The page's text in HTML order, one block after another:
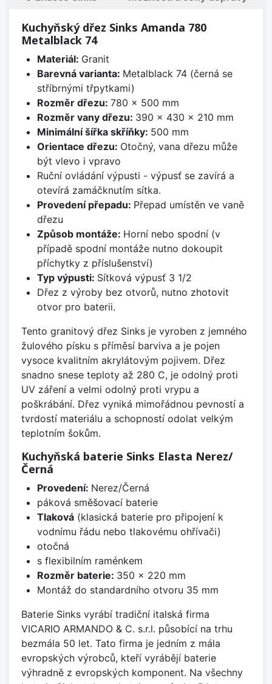
Kuchyňský dřez Sinks Amanda 780
Metalblack 74
Materiál: Granit
Barevná varianta: Metalblack 74 (černá se
stříbrnými třpytkami)
Rozměr dřezu: 780 x 500 mm
Rozměr vany dřezu: 390 x 430 x 210 mm
Minimální šířka skříňky: 500 mm
Orientace dřezu: Otočný, vana dřezu může
být vlevo i vpravo
Ruční ovládání výpusti - výpusť se zavírá a
otevírá zamáčknutím sítka.
Provedení přepadu: Přepad umístěn ve vaně
dřezu
Způsob montáže: Horní nebo spodní (v
případě spodní montáže nutno dokoupit
příchytky z příslušenství)
Typ výpusti: Sítková výpusť 3 1/2
Dřez z výroby bez otvorů, nutno zhotovit
otvor pro baterii.
Tento granitový dřez Sinks je vyroben z jemného
žulového písku s příměsí barviva a je pojen
vysoce kvalitním akrylátovým pojivem. Dřez
snadno snese teploty až 280 C, je odolný proti
UV záření a velmi odolný proti vrypu a
poškrábání. Dřez vyniká mimořádnou pevností a
tvrdostí materiálu a schopností odolat velkým
teplotním šokům.
Kuchyňská baterie Sinks Elasta Nerez/
Černá
Provedení: Nerez/Černá
páková směšovací baterie
Tlaková(klasická baterie pro připojení k
vodnímu řádu nebo tlakovému ohřívači)
otočná
s flexibilním raménkem
Rozměr baterie: 350 x 220 mm
Montáž do standardního otvoru 35 mm
Baterie Sinks vyrábí tradiční italská firma
VICARIO ARMANDO & C. s.r.l. působící na trhu
bezmála 50 let. Tato firma je jedním z mála
evropských výrobců, kteří vyrábějí baterie
výhradně z evropských komponent. Na všechny